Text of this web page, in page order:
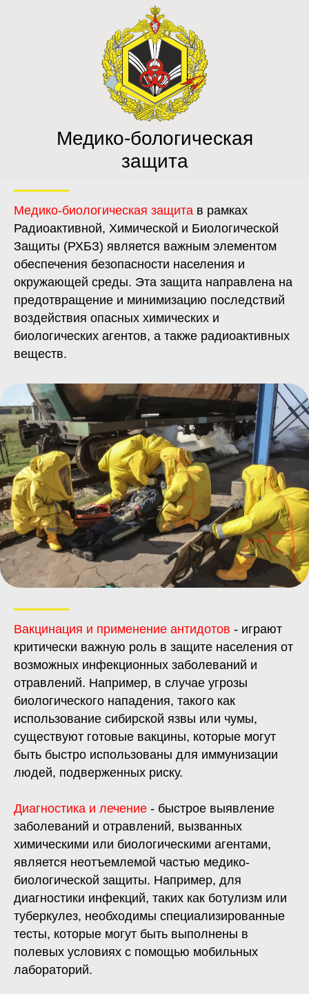
Медико-бологическая
защита
Медико-биологическая защита в рамках
Радиоактивной, Химической и Биологической
Защиты (РХБЗ) является важным элементом
обеспечения безопасности населения и
окружающей среды. Эта защита направлена на
предотвращение и минимизацию последствий
воздействия опасных химических и
биологических агентов, а также радиоактивных
веществ.
Вакцинация и применение антидотов - играют
критически важную роль в защите населения от
возможных инфекционных заболеваний и
отравлений. Например, в случае угрозы
биологического нападения, такого как
использование сибирской язвы или чумы,
существуют готовые вакцины, которые могут
быть быстро использованы для иммунизации
людей, подверженных риску.
Диагностика и лечение - быстрое выявление
заболеваний и отравлений, вызванных
химическими или биологическими агентами,
является неотъемлемой частью медико-
биологической защиты. Например, для
диагностики инфекций, таких как ботулизм или
туберкулез, необходимы специализированные
тесты, которые могут быть выполнены в
полевых условиях с помощью мобильных
лабораторий.